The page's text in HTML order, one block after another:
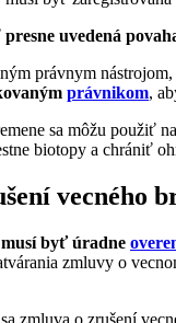
presne uvedená
právnym
právnikom,
sa môžu použiť
biotopy a chrániť
vecného
musí byť úradne
zmluvy o